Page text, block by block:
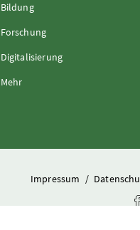
Bildung
Forschung
Digitalisierung
Mehr
Impressum /